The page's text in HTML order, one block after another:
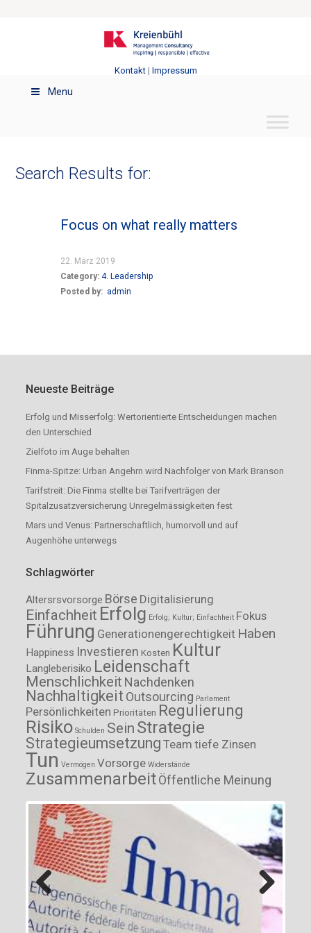
Kontakt| Impressum
Menu
Search Results for:
Focus on what really matters
22. März 2019
Category:4. Leadership
Posted by: admin
Neueste Beiträge
Erfolg und Misserfolg: Wertorientierte Entscheidungen machen
den Unterschied
Zielfoto im Auge behalten
Finma-Spitze: Urban Angehrn wird Nachfolger von Mark Branson
Tarifstreit: Die Finma stellte bei Tarifverträgen der
Spitalzusatzversicherung Unregelmässigkeiten fest
Mars und Venus: Partnerschaftlich, humorvoll und auf
Augenhöhe unterwegs
Schlagwörter
Altersrsvorsorge Börse Digitalisierung
Einfachheit Erfolg Erfolg; Kultur; Einfachheit Fokus
Führung Generationengerechtigkeit Haben
Happiness Investieren Kosten Kultur
Langleberisiko Leidenschaft
Menschlichkeit Nachdenken
Nachhaltigkeit Outsourcing Parlament
Persönlichkeiten Prioritäten Regulierung
Risiko Schulden Sein Strategie
Strategieumsetzung Team tiefe Zinsen
Tun Vermögen Vorsorge Widerstände
ZusammenarbeitÖffentliche Meinung
Previous Next